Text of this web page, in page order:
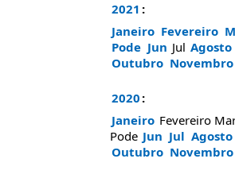
2021 :
Janeiro Fevereiro
Pode Jun Jul Agosto
Outubro Novembro
2020 :
Janeiro Fevereiro
Pode Jun Jul Agosto
Outubro Novembro